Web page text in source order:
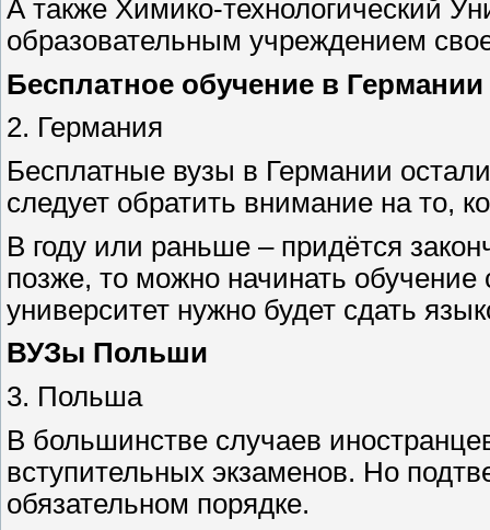
А также Химико-технологический
образовательным учреждением
Бесплатное обучение в Германии
2. Германия
Бесплатные вузы в Германии
следует обратить внимание на то,
В году или раньше – придётся
позже, то можно начинать
университет нужно будет сдать
ВУЗы Польши
3. Польша
В большинстве случаев
вступительных экзаменов. Но
обязательном порядке.